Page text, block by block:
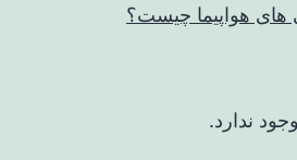
های هواپیما چیست؟
ندارد.